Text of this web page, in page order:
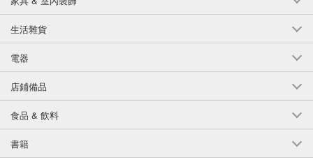
生活雜貨
電器
店鋪備品
食品 & 飲料
書籍